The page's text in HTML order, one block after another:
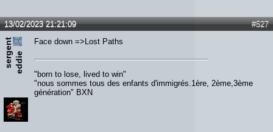
#527
13/02/2023 21:21:09
s
e
rg
e
n
t
e
d
d
ie
Face down =>Lost Paths
"born to lose, lived to win"
"nous sommes tous des enfants d'immigrés.1ère, 2ème,3ème
génération" BXN